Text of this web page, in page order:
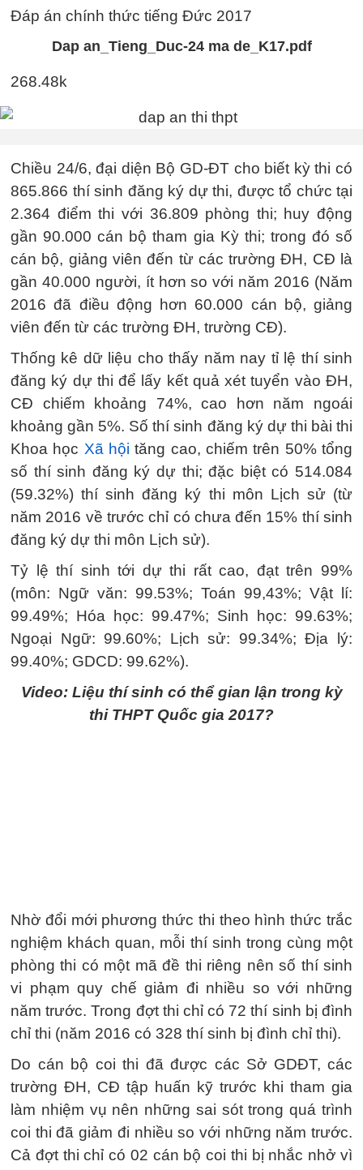
Đáp án chính thức tiếng Đức 2017
Dap an_Tieng_Duc-24 ma de_K17.pdf
268.48k
Chiều 24/6, đại diện Bộ GD-ĐT cho biết kỳ thi có
865.866 thí sinh đăng ký dự thi, được tổ chức tại
2.364 điểm thi với 36.809 phòng thi; huy động
gần 90.000 cán bộ tham gia Kỳ thi; trong đó số
cán bộ, giảng viên đến từ các trường ĐH, CĐ là
gần 40.000 người, ít hơn so với năm 2016 (Năm
2016 đã điều động hơn 60.000 cán bộ, giảng
viên đến từ các trường ĐH, trường CĐ).
Thống kê dữ liệu cho thấy năm nay tỉ lệ thí sinh
đăng ký dự thi để lấy kết quả xét tuyển vào ĐH,
CĐ chiếm khoảng 74%, cao hơn năm ngoái
khoảng gần 5%. Số thí sinh đăng ký dự thi bài thi
Khoa học Xã hội tăng cao, chiếm trên 50% tổng
số thí sinh đăng ký dự thi; đặc biệt có 514.084
(59.32%) thí sinh đăng ký thi môn Lịch sử (từ
năm 2016 về trước chỉ có chưa đến 15% thí sinh
đăng ký dự thi môn Lịch sử).
Tỷ lệ thí sinh tới dự thi rất cao, đạt trên 99%
(môn: Ngữ văn: 99.53%; Toán 99,43%; Vật lí:
99.49%; Hóa học: 99.47%; Sinh học: 99.63%;
Ngoại Ngữ: 99.60%; Lịch sử: 99.34%; Địa lý:
99.40%; GDCD: 99.62%).
Video: Liệu thí sinh có thể gian lận trong kỳ
thi THPT Quốc gia 2017?
Nhờ đổi mới phương thức thi theo hình thức trắc
nghiệm khách quan, mỗi thí sinh trong cùng một
phòng thi có một mã đề thi riêng nên số thí sinh
vi phạm quy chế giảm đi nhiều so với những
năm trước. Trong đợt thi chỉ có 72 thí sinh bị đình
chỉ thi (năm 2016 có 328 thí sinh bị đình chỉ thi).
Do cán bộ coi thi đã được các Sở GDĐT, các
trường ĐH, CĐ tập huấn kỹ trước khi tham gia
làm nhiệm vụ nên những sai sót trong quá trình
coi thi đã giảm đi nhiều so với những năm trước.
Cả đợt thi chỉ có 02 cán bộ coi thi bị nhắc nhở vì